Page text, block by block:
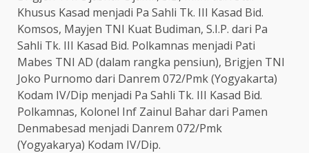
Khusus Kasad menjadi Pa Sahli Tk. III Kasad Bid.
Komsos, Mayjen TNI Kuat Budiman, S.I.P. dari Pa
Sahli Tk. III Kasad Bid. Polkamnas menjadi Pati
Mabes TNI AD (dalam rangka pensiun), Brigjen TNI
Joko Purnomo dari Danrem 072/Pmk (Yogyakarta)
Kodam IV/Dip menjadi Pa Sahli Tk. III Kasad Bid.
Polkamnas, Kolonel Inf Zainul Bahar dari Pamen
Denmabesad menjadi Danrem 072/Pmk
(Yogyakarya) Kodam IV/Dip.